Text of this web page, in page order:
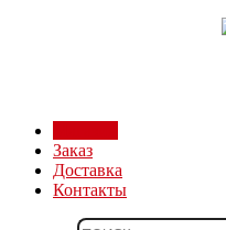
Заказ
Доставка
Контакты